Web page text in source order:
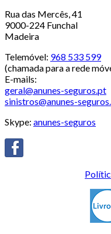
Rua das Mercês, 41
9000-224 Funchal
Madeira
Telemóvel: 968 533 599
(chamada para a rede
E-mails:
geral@anunes-seguros.pt
sinistros@anunes-
Skype: anunes-seguros